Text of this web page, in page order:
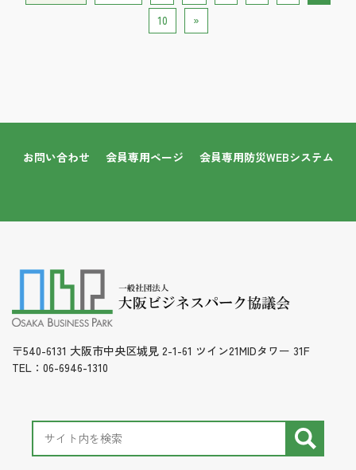
10
»
お問い合わせ 会員専用ページ 会員専用防災WEBシステム
〒540-6131 大阪市中央区城見 2-1-61 ツイン21MIDタワー 31F
TEL：06-6946-1310